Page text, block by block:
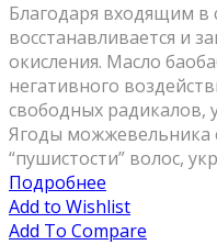
Благодаря входящим в
восстанавливается и
окисления. Масло
негативного
свободных радикалов,
Ягоды можжевельника
“пушистости” волос,
Подробнее
Add to Wishlist
Add To Compare